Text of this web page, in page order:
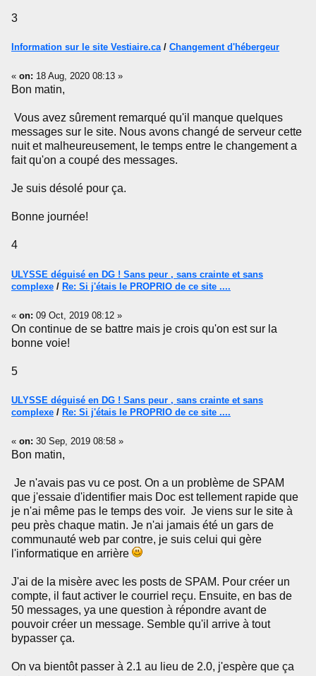
3
Information sur le site Vestiaire.ca/ Changement d'hébergeur
« on: 18 Aug, 2020 08:13 »
Bon matin,
Vous avez sûrement remarqué qu'il manque quelques
messages sur le site. Nous avons changé de serveur cette
nuit et malheureusement, le temps entre le changement a
fait qu'on a coupé des messages.
Je suis désolé pour ça.
Bonne journée!
4
ULYSSE déguisé en DG ! Sans peur , sans crainte et sans
complexe / Re: Si j'étais le PROPRIO de ce site ....
« on: 09 Oct, 2019 08:12 »
On continue de se battre mais je crois qu'on est sur la
bonne voie!
5
ULYSSE déguisé en DG ! Sans peur , sans crainte et sans
complexe / Re: Si j'étais le PROPRIO de ce site ....
« on: 30 Sep, 2019 08:58 »
Bon matin,
Je n'avais pas vu ce post. On a un problème de SPAM
que j'essaie d'identifier mais Doc est tellement rapide que
je n'ai même pas le temps des voir. Je viens sur le site à
peu près chaque matin. Je n'ai jamais été un gars de
communauté web par contre, je suis celui qui gère
l'informatique en arrière
J'ai de la misère avec les posts de SPAM. Pour créer un
compte, il faut activer le courriel reçu. Ensuite, en bas de
50 messages, ya une question à répondre avant de
pouvoir créer un message. Semble qu'il arrive à tout
bypasser ça.
On va bientôt passer à 2.1 au lieu de 2.0, j'espère que ça